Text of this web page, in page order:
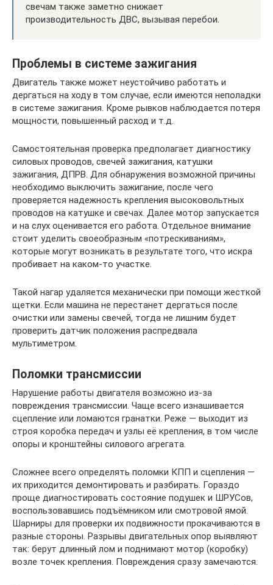
свечам также заметно снижает
производительность ДВС, вызывая перебои.
Проблемы в системе зажигания
Двигатель также может неустойчиво работать и
дергаться на ходу в том случае, если имеются неполадки
в системе зажигания. Кроме рывков наблюдается потеря
мощности, повышенный расход и т.д.
Самостоятельная проверка предполагает диагностику
силовых проводов, свечей зажигания, катушки
зажигания, ДПРВ. Для обнаружения возможной причины
необходимо выключить зажигание, после чего
проверяется надежность крепления высоковольтных
проводов на катушке и свечах. Далее мотор запускается
и на слух оценивается его работа. Отдельное внимание
стоит уделить своеобразным «потрескиваниям»,
которые могут возникать в результате того, что искра
пробивает на каком-то участке.
Такой нагар удаляется механически при помощи жесткой
щетки. Если машина не перестанет дергаться после
очистки или замены свечей, тогда не лишним будет
проверить датчик положения распредвала
мультиметром.
Поломки трансмиссии
Нарушение работы двигателя возможно из-за
повреждения трансмиссии. Чаще всего изнашивается
сцепление или ломаются гранатки. Реже — выходит из
строя коробка передач и узлы её крепления, в том числе
опоры и кронштейны силового агрегата.
Сложнее всего определять поломки КПП и сцепления —
их приходится демонтировать и разбирать. Гораздо
проще диагностировать состояние подушек и ШРУСов,
воспользовавшись подъёмником или смотровой ямой.
Шарниры для проверки их подвижности прокачиваются в
разные стороны. Разрывы двигательных опор выявляют
так: берут длинный лом и поднимают мотор (коробку)
возле точек крепления. Повреждения сразу замечаются.